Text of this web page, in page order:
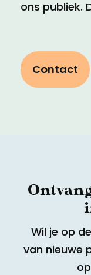
ons publiek.
Contact
Wil je op
van nieuwe